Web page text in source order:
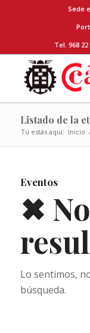
Sede
Tel. 968 22
Listado de la
Tú estás aquí: Inicio
Eventos
✖
Lo sentimos,
búsqueda.